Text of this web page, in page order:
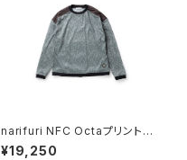
narifuri NFC Octaプリントク
ルースウェット（ NF1219 ）
¥19,250